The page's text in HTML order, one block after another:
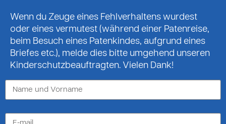
Wenn du Zeuge eines Fehlverhaltens wurdest
oder eines vermutest (während einer Patenreise,
beim Besuch eines Patenkindes, aufgrund eines
Briefes etc.), melde dies bitte umgehend unseren
Kinderschutzbeauftragten. Vielen Dank!